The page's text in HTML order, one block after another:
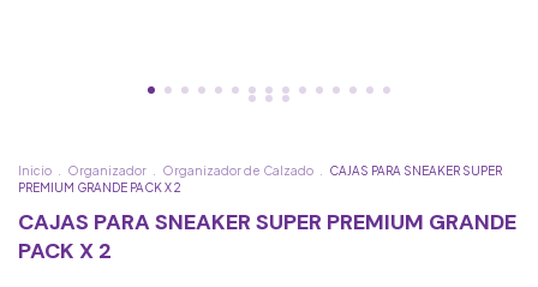
Inicio Organizador Organizador de Calzado
CAJAS PARA SNEAKER SUPER
PREMIUM GRANDE PACK X 2
CAJAS PARA SNEAKER SUPER PREMIUM GRANDE
PACK X 2